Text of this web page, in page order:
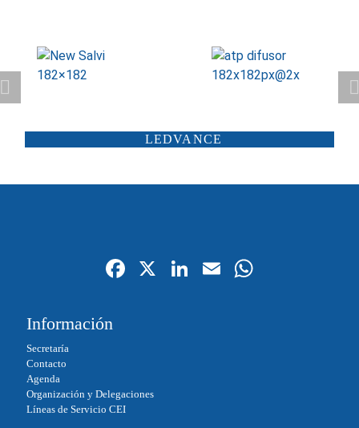
SALVI
ATP ILUMINACIÓN
CARANDINI
SCHRÉDER
SALTOKI
ILUMINIA
LEDVANCE
Fa
X
Li
E
Información
Secretaría
Contacto
Agenda
Organización y Delegaciones
Líneas de Servicio CEI